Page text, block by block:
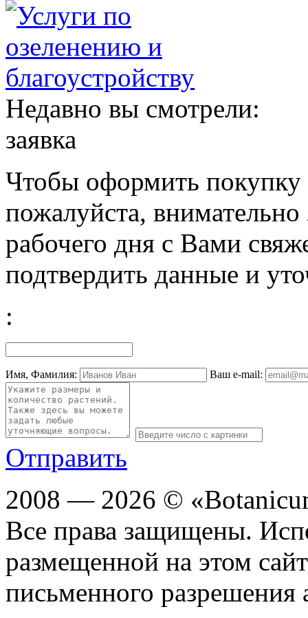
Недавно вы смотрели:
заявка
Чтобы оформить покупку
пожалуйста,
рабочего дня с Вами
подтвердить данные и
:
Имя, Фамилия: Ваш e-mail:
Отправить
2008 — 2026 ©
Все права защищены.
размещенной на этом
письменного разрешения